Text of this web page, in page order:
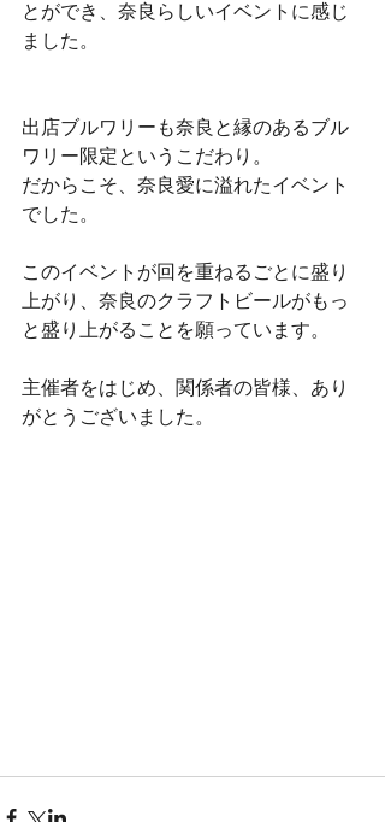
とができ、奈良らしいイベントに感じ
ました。
出店ブルワリーも奈良と縁のあるブル
ワリー限定というこだわり。
だからこそ、奈良愛に溢れたイベント
でした。
このイベントが回を重ねるごとに盛り
上がり、奈良のクラフトビールがもっ
と盛り上がることを願っています。
主催者をはじめ、関係者の皆様、あり
がとうございました。